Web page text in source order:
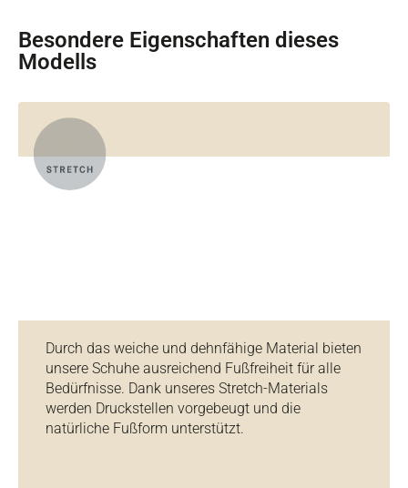
Besondere Eigenschaften dieses
Modells
Durch das weiche und dehnfähige Material bieten
unsere Schuhe ausreichend Fußfreiheit für alle
Bedürfnisse. Dank unseres Stretch-Materials
werden Druckstellen vorgebeugt und die
natürliche Fußform unterstützt.